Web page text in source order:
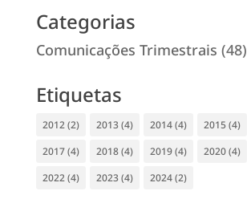
Categorias
Comunicações Trimestrais (48)
Etiquetas
2012(2) 2013(4) 2014(4) 2015(4)
2017(4) 2018(4) 2019(4) 2020(4)
2022(4) 2023(4) 2024(2)